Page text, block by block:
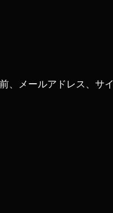
、メールアドレス、サイ